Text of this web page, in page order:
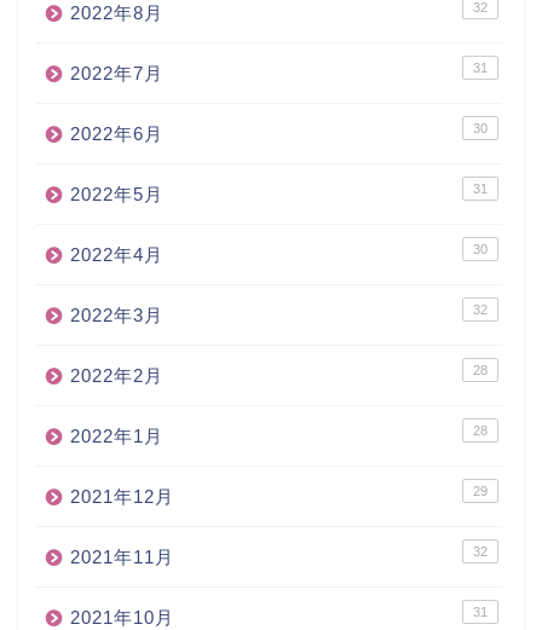
2022年8月 32
2022年7月 31
2022年6月 30
2022年5月 31
2022年4月 30
2022年3月 32
2022年2月 28
2022年1月 28
2021年12月 29
2021年11月 32
2021年10月 31